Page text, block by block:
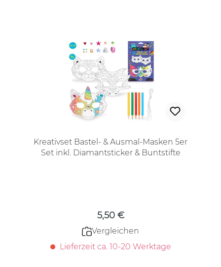
Kreativset Bastel- & Ausmal-Masken 5er
Set inkl. Diamantsticker & Buntstifte
5,50 €
Vergleichen
Lieferzeit ca. 10-20 Werktage